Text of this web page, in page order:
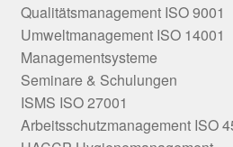
Qualitätsmanagement ISO 9001
Umweltmanagement ISO 14001
Managementsysteme
Seminare & Schulungen
ISMS ISO 27001
Arbeitsschutzmanagement ISO